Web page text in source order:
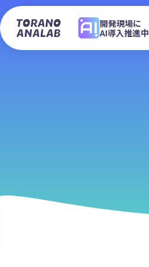
開発現場に
AI導入推進中